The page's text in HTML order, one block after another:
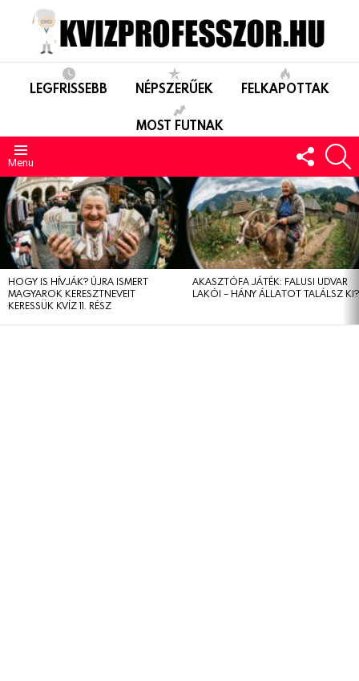
LEGFRISSEBB NÉPSZERŰEK FELKAPOTTAK
MOST FUTNAK
Menu
US
LEGUTÓBBIAK
HOGY IS HÍVJÁK? ÚJRA ISMERT
MAGYAROK KERESZTNEVEIT
KERESSÜK KVÍZ 11. RÉSZ
AKASZTÓFA JÁTÉK: FALUSI UDVAR
LAKÓI – HÁNY ÁLLATOT TALÁLSZ KI?